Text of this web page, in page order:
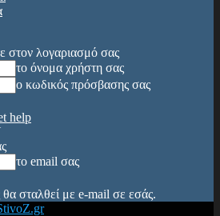
στον λογαριασμό σας
το όνομα χρήστη σας
ο κωδικός πρόσβασης σας
help
το email σας
σταλθεί με e-mail σε εσάς.